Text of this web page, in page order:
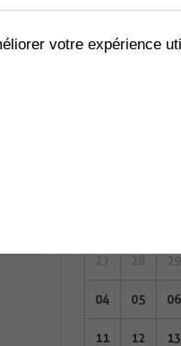
13 14 15
04 05 06
11 12 13
votre expérience